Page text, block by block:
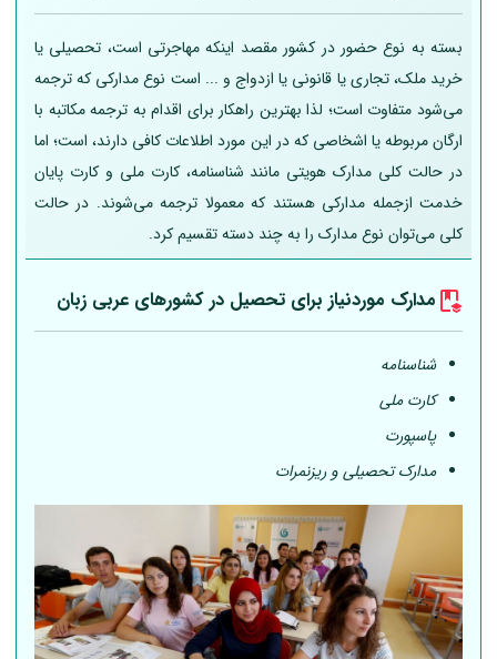
بسته به نوع حضور در کشور مقصد اینکه مهاجرتی است، تحصیلی یا
خرید ملک، تجاری یا قانونی یا ازدواج و ... است نوع مدارکی که ترجمه
می‌شود متفاوت است؛ لذا بهترین راهکار برای اقدام به ترجمه مکاتبه با
ارگان مربوطه یا اشخاصی که در این مورد اطلاعات کافی دارند، است؛ اما
در حالت کلی مدارک هویتی مانند شناسنامه، کارت ملی و کارت پایان
خدمت ازجمله مدارکی هستند که معمولا ترجمه می‌شوند. در حالت
کلی می‌توان نوع مدارک را به چند دسته تقسیم کرد.
مدارک موردنیاز برای تحصیل در کشورهای عربی زبان
شناسنامه
کارت ملی
پاسپورت
مدارک تحصیلی و ریزنمرات